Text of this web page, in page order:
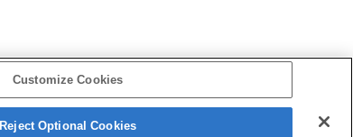
Customize Cookies
Reject Optional Cookies